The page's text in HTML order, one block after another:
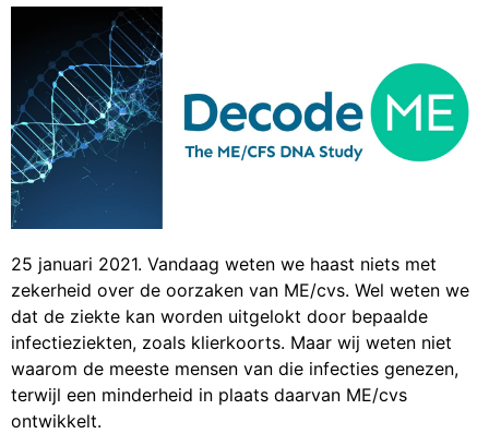
25 januari 2021. Vandaag weten we haast niets met
zekerheid over de oorzaken van ME/cvs. Wel weten we
dat de ziekte kan worden uitgelokt door bepaalde
infectieziekten, zoals klierkoorts. Maar wij weten niet
waarom de meeste mensen van die infecties genezen,
terwijl een minderheid in plaats daarvan ME/cvs
ontwikkelt.